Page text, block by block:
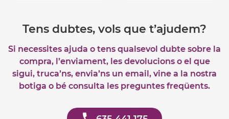
Tens dubtes, vols que t’ajudem?
Si necessites ajuda o tens qualsevol dubte sobre la
compra, l’enviament, les devolucions o el que
sigui, truca’ns, envia’ns un email, vine a la nostra
botiga o bé consulta les preguntes freqüents.